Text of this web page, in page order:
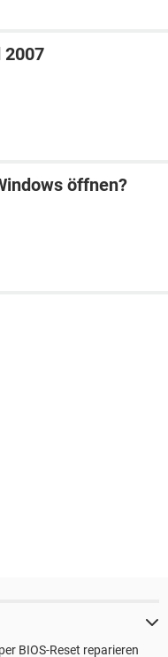
2007
öffnen?
BIOS-Reset reparieren